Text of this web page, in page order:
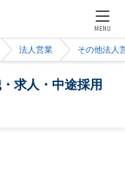
MENU
法人営業 その他法人
求人・中途採用